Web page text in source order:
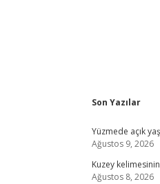
Son Yazılar
Yüzmede açık
Ağustos 9, 2026
Kuzey
Ağustos 8, 2026